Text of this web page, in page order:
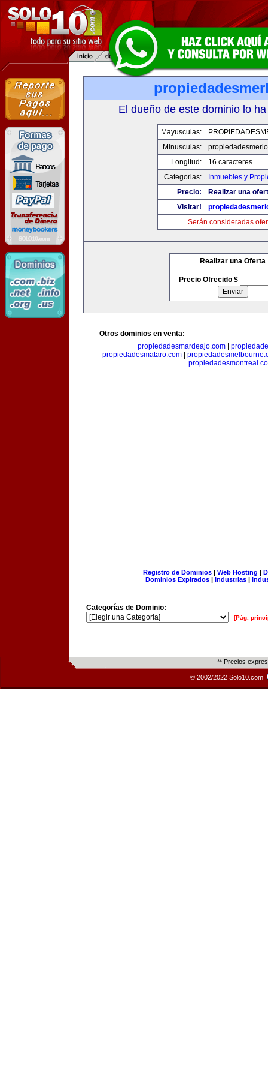
El dueño de este dominio lo
Mayusculas:
Minusculas:
Longitud:
16 caracteres
Categorias:
Inmuebles y
Precio:
Realizar una
Visitar!
Serán consideradas
Realizar una Oferta
Precio Ofrecido $
Otros dominios en venta:
propiedadesmardeajo.com
propiedadesmataro.com|
Registro de Dominios| Web Hosting |
Dominios Expirados | Industrias |
Categorías de Dominio:
[Pág.
** Precios
© 2002/2022 Solo10.com